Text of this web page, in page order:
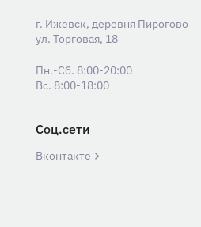
г. Ижевск, деревня Пирогово
ул. Торговая, 18
Пн.-Сб. 8:00-20:00
Вс. 8:00-18:00
Соц.сети
Вконтакте